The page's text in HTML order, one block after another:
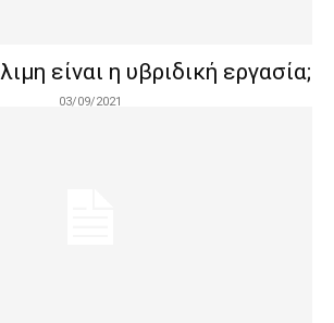
είναι η υβριδική εργασία;
03/09/2021